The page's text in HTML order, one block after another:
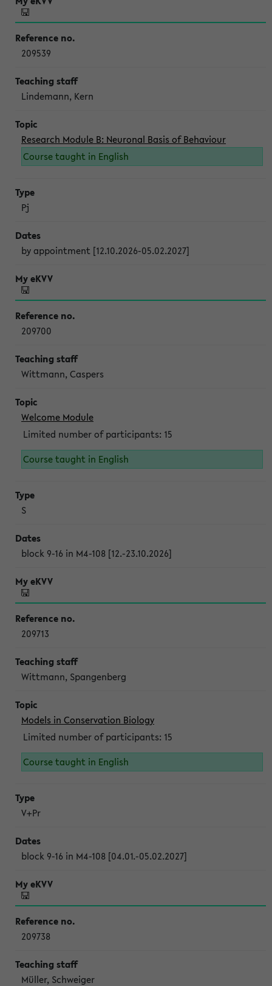
209539
Lindemann, Kern
Research Module B: Neuronal Basis of Behaviour
Course taught in English
Pj
by appointment [12.10.2026-05.02.2027]
209700
Wittmann, Caspers
Welcome Module
Limited number of participants: 15
Course taught in English
S
block 9-16 in M4-108 [12.-23.10.2026]
209713
Wittmann, Spangenberg
Models in Conservation Biology
Limited number of participants: 15
Course taught in English
V+Pr
block 9-16 in M4-108 [04.01.-05.02.2027]
209738
Müller, Schweiger